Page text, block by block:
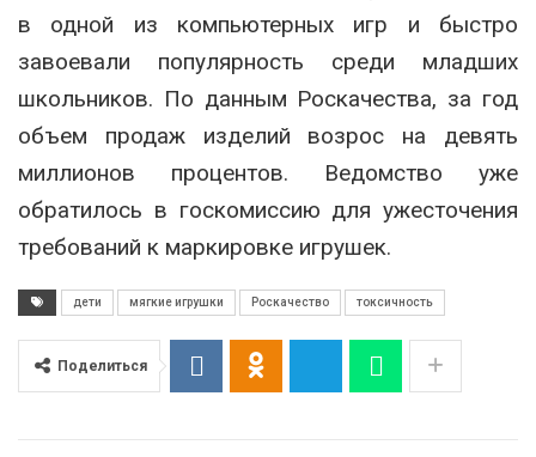
в одной из компьютерных игр и быстро
завоевали популярность среди младших
школьников. По данным Роскачества, за год
объем продаж изделий возрос на девять
миллионов процентов. Ведомство уже
обратилось в госкомиссию для ужесточения
требований к маркировке игрушек.
дети мягкие игрушки Роскачество токсичность
Поделиться